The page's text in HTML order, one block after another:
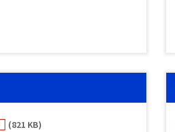
(821 KB)